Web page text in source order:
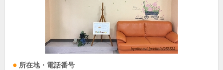
所在地・電話番号